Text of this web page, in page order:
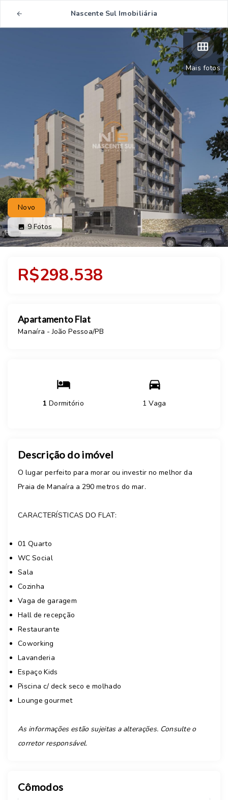
Nascente Sul Imobiliária
Mais fotos
Novo
9Fotos
R$298.538
Apartamento Flat
Manaíra - João Pessoa/PB
1 Dormitório 1 Vaga
Descrição do imóvel
O lugar perfeito para morar ou investir no melhor da
Praia de Manaíra a 290 metros do mar.
CARACTERÍSTICAS DO FLAT:
01 Quarto
WC Social
Sala
Cozinha
Vaga de garagem
Hall de recepção
Restaurante
Coworking
Lavanderia
Espaço Kids
Piscina c/ deck seco e molhado
Lounge gourmet
As informações estão sujeitas a alterações. Consulte o
corretor responsável.
Cômodos